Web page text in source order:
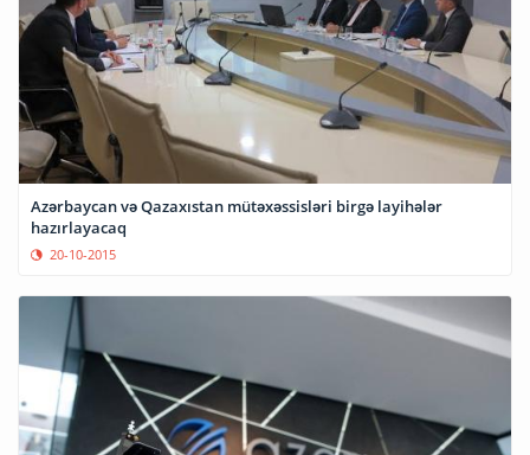
Azərbaycan və Qazaxıstan mütəxəssisləri birgə layihələr
hazırlayacaq
20-10-2015